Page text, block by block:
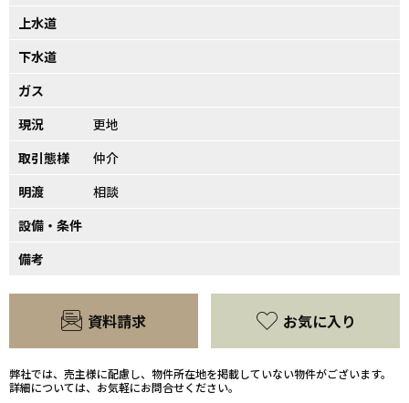
上水道
下水道
ガス
現況
更地
取引態様
仲介
明渡
相談
設備・条件
備考
資料請求 お気に入り
弊社では、売主様に配慮し、物件所在地を掲載していない物件がございます。
詳細については、お気軽にお問合せください。